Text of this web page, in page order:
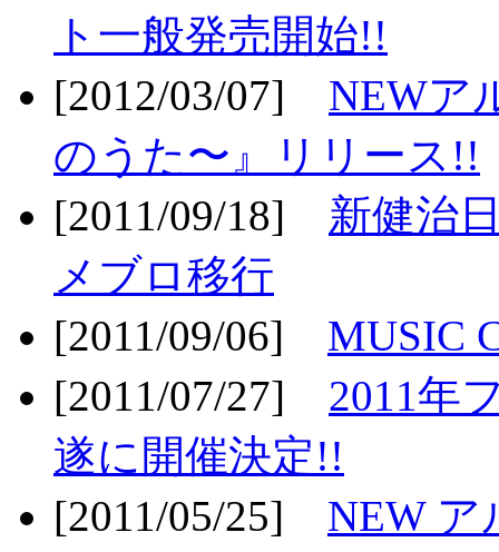
ト一般発売開始!!
[2012/03/07] NEWア
のうた〜』リリース!!
[2011/09/18] 新健治
メブロ移行
[2011/09/06] MUSIC
[2011/07/27] 2011年
遂に開催決定!!
[2011/05/25] NEW